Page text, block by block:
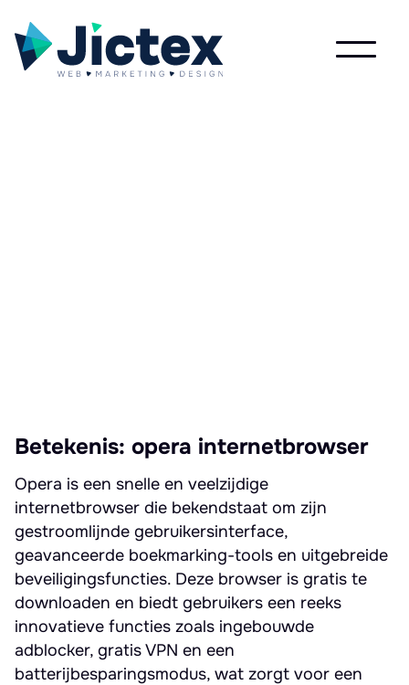
Betekenis: opera internetbrowser
Opera is een snelle en veelzijdige
internetbrowser die bekendstaat om zijn
gestroomlijnde gebruikersinterface,
geavanceerde boekmarking-tools en uitgebreide
beveiligingsfuncties. Deze browser is gratis te
downloaden en biedt gebruikers een reeks
innovatieve functies zoals ingebouwde
adblocker, gratis VPN en een
batterijbesparingsmodus, wat zorgt voor een